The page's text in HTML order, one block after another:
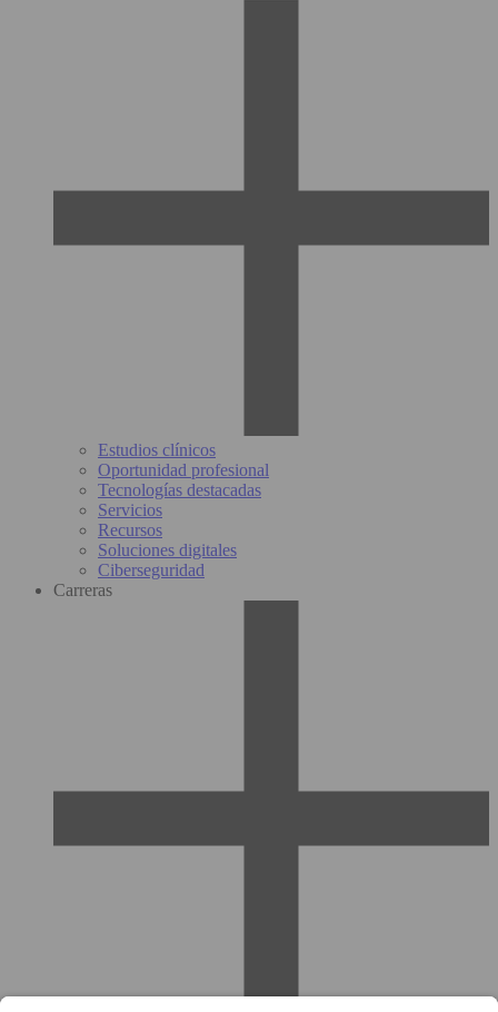
Estudios clínicos
Oportunidad profesional
Tecnologías destacadas
Servicios
Recursos
Soluciones digitales
Ciberseguridad
Carreras